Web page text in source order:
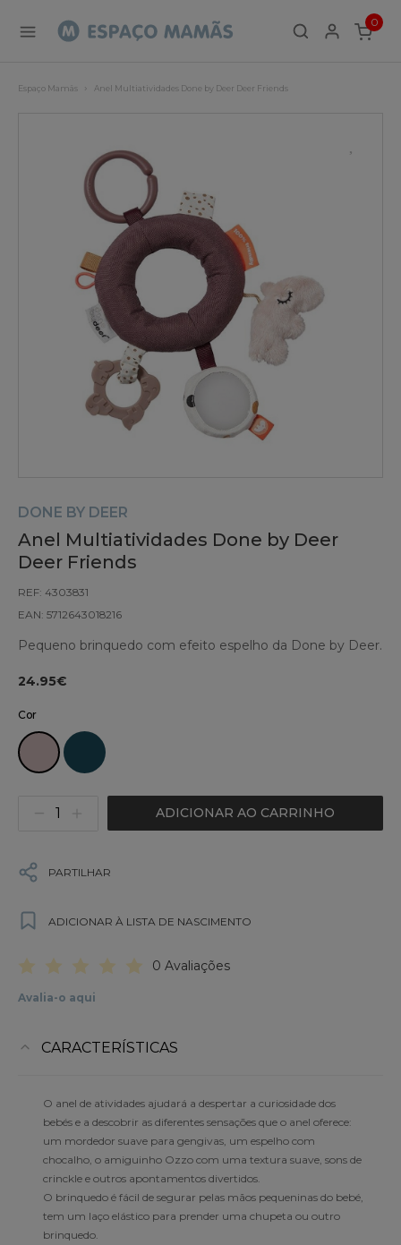
0
ITEMS
Espaço Mamãs Anel Multiatividades Done by Deer Deer Friends
DONE BY DEER
Anel Multiatividades Done by Deer
Deer Friends
REF: 4303831
EAN: 5712643018216
Pequeno brinquedo com efeito espelho da Done by Deer.
24.95€
Cor
ADICIONAR AO CARRINHO
PARTILHAR
ADICIONAR À LISTA DE NASCIMENTO
0 Avaliações
Avalia-o aqui
CARACTERÍSTICAS
O anel de atividades ajudará a despertar a curiosidade dos
bebés e a descobrir as diferentes sensações que o anel oferece:
um mordedor suave para gengivas, um espelho com
chocalho, o amiguinho Ozzo com uma textura suave, sons de
crinckle e outros apontamentos divertidos.
O brinquedo é fácil de segurar pelas mãos pequeninas do bebé,
tem um laço elástico para prender uma chupeta ou outro
brinquedo.